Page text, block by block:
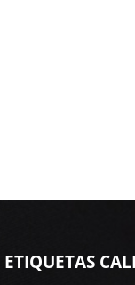
ETIQUETAS